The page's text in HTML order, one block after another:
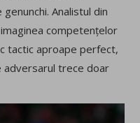
Analistul din
competențelor
tactic aproape perfect,
adversarul trece doar